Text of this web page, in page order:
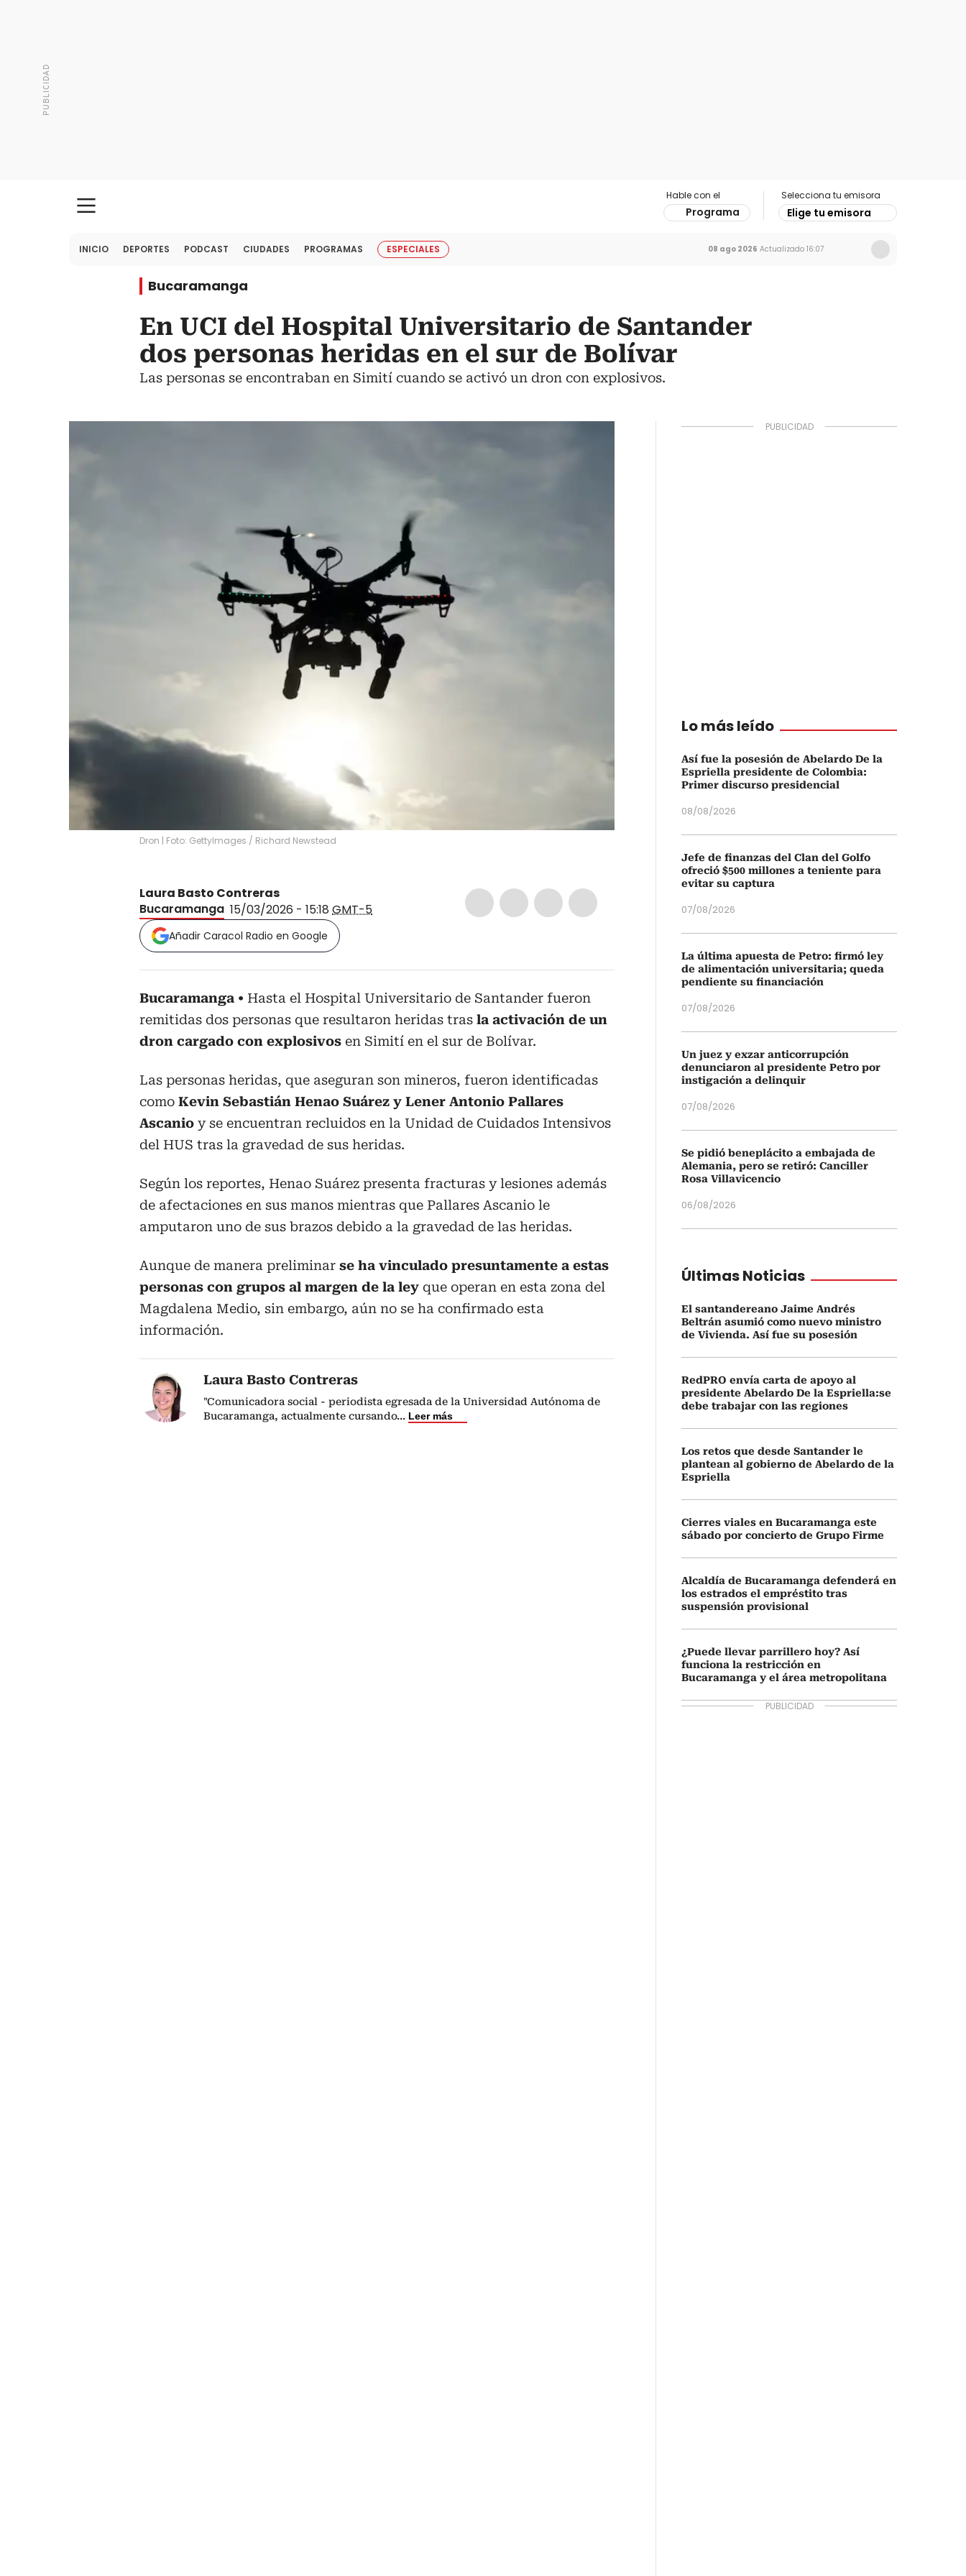
Hable con el
Programa
Selecciona tu emisora
Elige tu emisora
INICIO DEPORTES PODCAST CIUDADES PROGRAMAS ESPECIALES 08 ago 2026 Actualizado 16:07
Bucaramanga
En UCI del Hospital Universitario de Santander
dos personas heridas en el sur de Bolívar
Las personas se encontraban en Simití cuando se activó un dron con explosivos.
Dron | Foto: GettyImages / Richard Newstead
Laura Basto Contreras
Bucaramanga 15/03/2026 - 15:18 GMT-5
Añadir Caracol Radio en Google
Bucaramanga
Hasta el Hospital Universitario de Santander fueron
remitidas dos personas que resultaron heridas tras la activación de un
dron cargado con explosivos en Simití en el sur de Bolívar.
Las personas heridas, que aseguran son mineros, fueron identificadas
como Kevin Sebastián Henao Suárez y Lener Antonio Pallares
Ascanio y se encuentran recluidos en la Unidad de Cuidados Intensivos
del HUS tras la gravedad de sus heridas.
Según los reportes, Henao Suárez presenta fracturas y lesiones además
de afectaciones en sus manos mientras que Pallares Ascanio le
amputaron uno de sus brazos debido a la gravedad de las heridas.
Aunque de manera preliminar se ha vinculado presuntamente a estas
personas con grupos al margen de la ley que operan en esta zona del
Magdalena Medio, sin embargo, aún no se ha confirmado esta
información.
Laura Basto Contreras
"Comunicadora social - periodista egresada de la Universidad Autónoma de
Bucaramanga, actualmente cursando... Leer más
Lo más leído
Así fue la posesión de Abelardo De la
Espriella presidente de Colombia:
Primer discurso presidencial
08/08/2026
Jefe de finanzas del Clan del Golfo
ofreció $500 millones a teniente para
evitar su captura
07/08/2026
La última apuesta de Petro: firmó ley
de alimentación universitaria; queda
pendiente su financiación
07/08/2026
Un juez y exzar anticorrupción
denunciaron al presidente Petro por
instigación a delinquir
07/08/2026
Se pidió beneplácito a embajada de
Alemania, pero se retiró: Canciller
Rosa Villavicencio
06/08/2026
Últimas Noticias
El santandereano Jaime Andrés
Beltrán asumió como nuevo ministro
de Vivienda. Así fue su posesión
RedPRO envía carta de apoyo al
presidente Abelardo De la Espriella:se
debe trabajar con las regiones
Los retos que desde Santander le
plantean al gobierno de Abelardo de la
Espriella
Cierres viales en Bucaramanga este
sábado por concierto de Grupo Firme
Alcaldía de Bucaramanga defenderá en
los estrados el empréstito tras
suspensión provisional
¿Puede llevar parrillero hoy? Así
funciona la restricción en
Bucaramanga y el área metropolitana